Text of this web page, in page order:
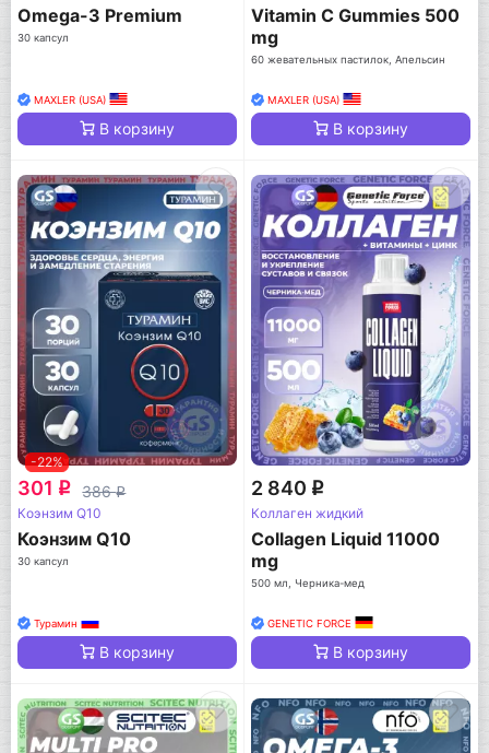
Omega-3 Premium
30 капсул
MAXLER (USA)
В корзину
Vitamin C Gummies 500
mg
60 жевательных пастилок, Апельсин
MAXLER (USA)
В корзину
-22%
301 q 386q
Коэнзим Q10
Коэнзим Q10
30 капсул
Турамин
В корзину
2 840 q
Коллаген жидкий
Collagen Liquid 11000
mg
500 мл, Черника-мед
GENETIC FORCE
В корзину